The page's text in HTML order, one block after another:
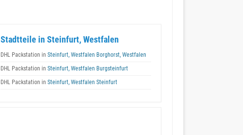
Stadtteile in Steinfurt, Westfalen
DHL Packstation in Steinfurt, Westfalen Borghorst, Westfalen
DHL Packstation in Steinfurt, Westfalen Burgsteinfurt
DHL Packstation in Steinfurt, Westfalen Steinfurt